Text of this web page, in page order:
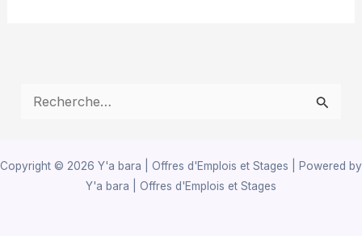
h
Copyright © 2026 Y'a bara | Offres d'Emplois et Stages | Powered by
Y'a bara | Offres d'Emplois et Stages